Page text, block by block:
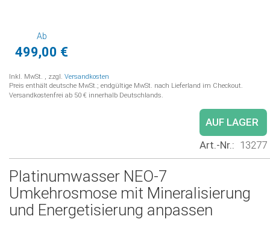
Ab
499,00 €
Inkl. MwSt. , zzgl. Versandkosten
Preis enthält deutsche MwSt.; endgültige MwSt. nach Lieferland im Checkout.
Versandkostenfrei ab 50 € innerhalb Deutschlands.
AUF LAGER
Art.-Nr.
13277
Platinumwasser NEO-7
Umkehrosmose mit Mineralisierung
und Energetisierung anpassen